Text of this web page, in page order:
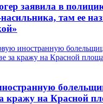
заявила в
насильника, там ее
кражу на Красной